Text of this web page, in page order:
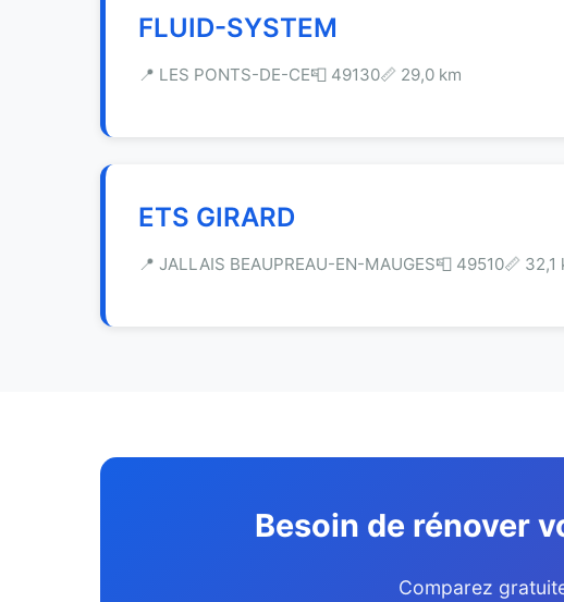
FLUID-SYSTEM
📍 LES PONTS-DE-CE📮 49130📏 29,0 km
ETS GIRARD
📍 JALLAIS BEAUPREAU-EN-MAUGES📮 49510📏 32,1
Besoin de rénover
Comparez